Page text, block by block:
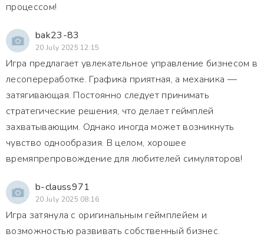
процессом!
bak23-83
20 July 2025 12:15
Игра предлагает увлекательное управление бизнесом в
лесопереработке. Графика приятная, а механика —
затягивающая. Постоянно следует принимать
стратегические решения, что делает геймплей
захватывающим. Однако иногда может возникнуть
чувство однообразия. В целом, хорошее
времяпрепровождение для любителей симуляторов!
b-clauss971
20 July 2025 08:16
Игра затянула с оригинальным геймплейем и
возможностью развивать собственный бизнес.